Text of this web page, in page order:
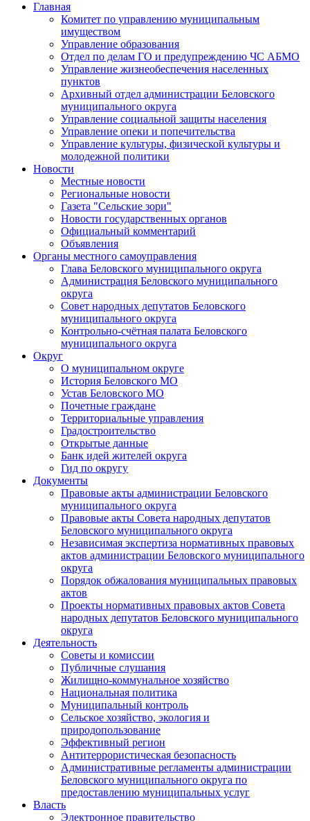
Главная
Комитет по управлению муниципальным
имуществом
Управление образования
Отдел по делам ГО и предупреждению ЧС АБМО
Управление жизнеобеспечения населенных
пунктов
Архивный отдел администрации Беловского
муниципального округа
Управление социальной защиты населения
Управление опеки и попечительства
Управление культуры, физической культуры и
молодежной политики
Новости
Местные новости
Региональные новости
Газета "Сельские зори"
Новости государственных органов
Официальный комментарий
Объявления
Органы местного самоуправления
Глава Беловского муниципального округа
Администрация Беловского муниципального
округа
Совет народных депутатов Беловского
муниципального округа
Контрольно-счётная палата Беловского
муниципального округа
Округ
О муниципальном округе
История Беловского МО
Устав Беловского МО
Почетные граждане
Территориальные управления
Градостроительство
Открытые данные
Банк идей жителей округа
Гид по округу
Документы
Правовые акты администрации Беловского
муниципального округа
Правовые акты Совета народных депутатов
Беловского муниципального округа
Независимая экспертиза нормативных правовых
актов администрации Беловского муниципального
округа
Порядок обжалования муниципальных правовых
актов
Проекты нормативных правовых актов Совета
народных депутатов Беловского муниципального
округа
Деятельность
Советы и комиссии
Публичные слушания
Жилищно-коммунальное хозяйство
Национальная политика
Муниципальный контроль
Сельское хозяйство, экология и
природопользование
Эффективный регион
Антитеррористическая безопасность
Административные регламенты администрации
Беловского муниципального округа по
предоставлению муниципальных услуг
Власть
Электронное правительство